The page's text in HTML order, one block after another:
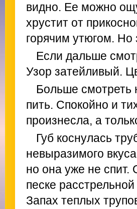
видно. Ее можно
хрустит от
горячим утюгом. Но
Если дальше
Узор затейливый.
Больше смотреть
пить. Спокойно и
произнесла, а
Губ коснулась
невыразимого
но она уже не спит.
песке
Запах теплых